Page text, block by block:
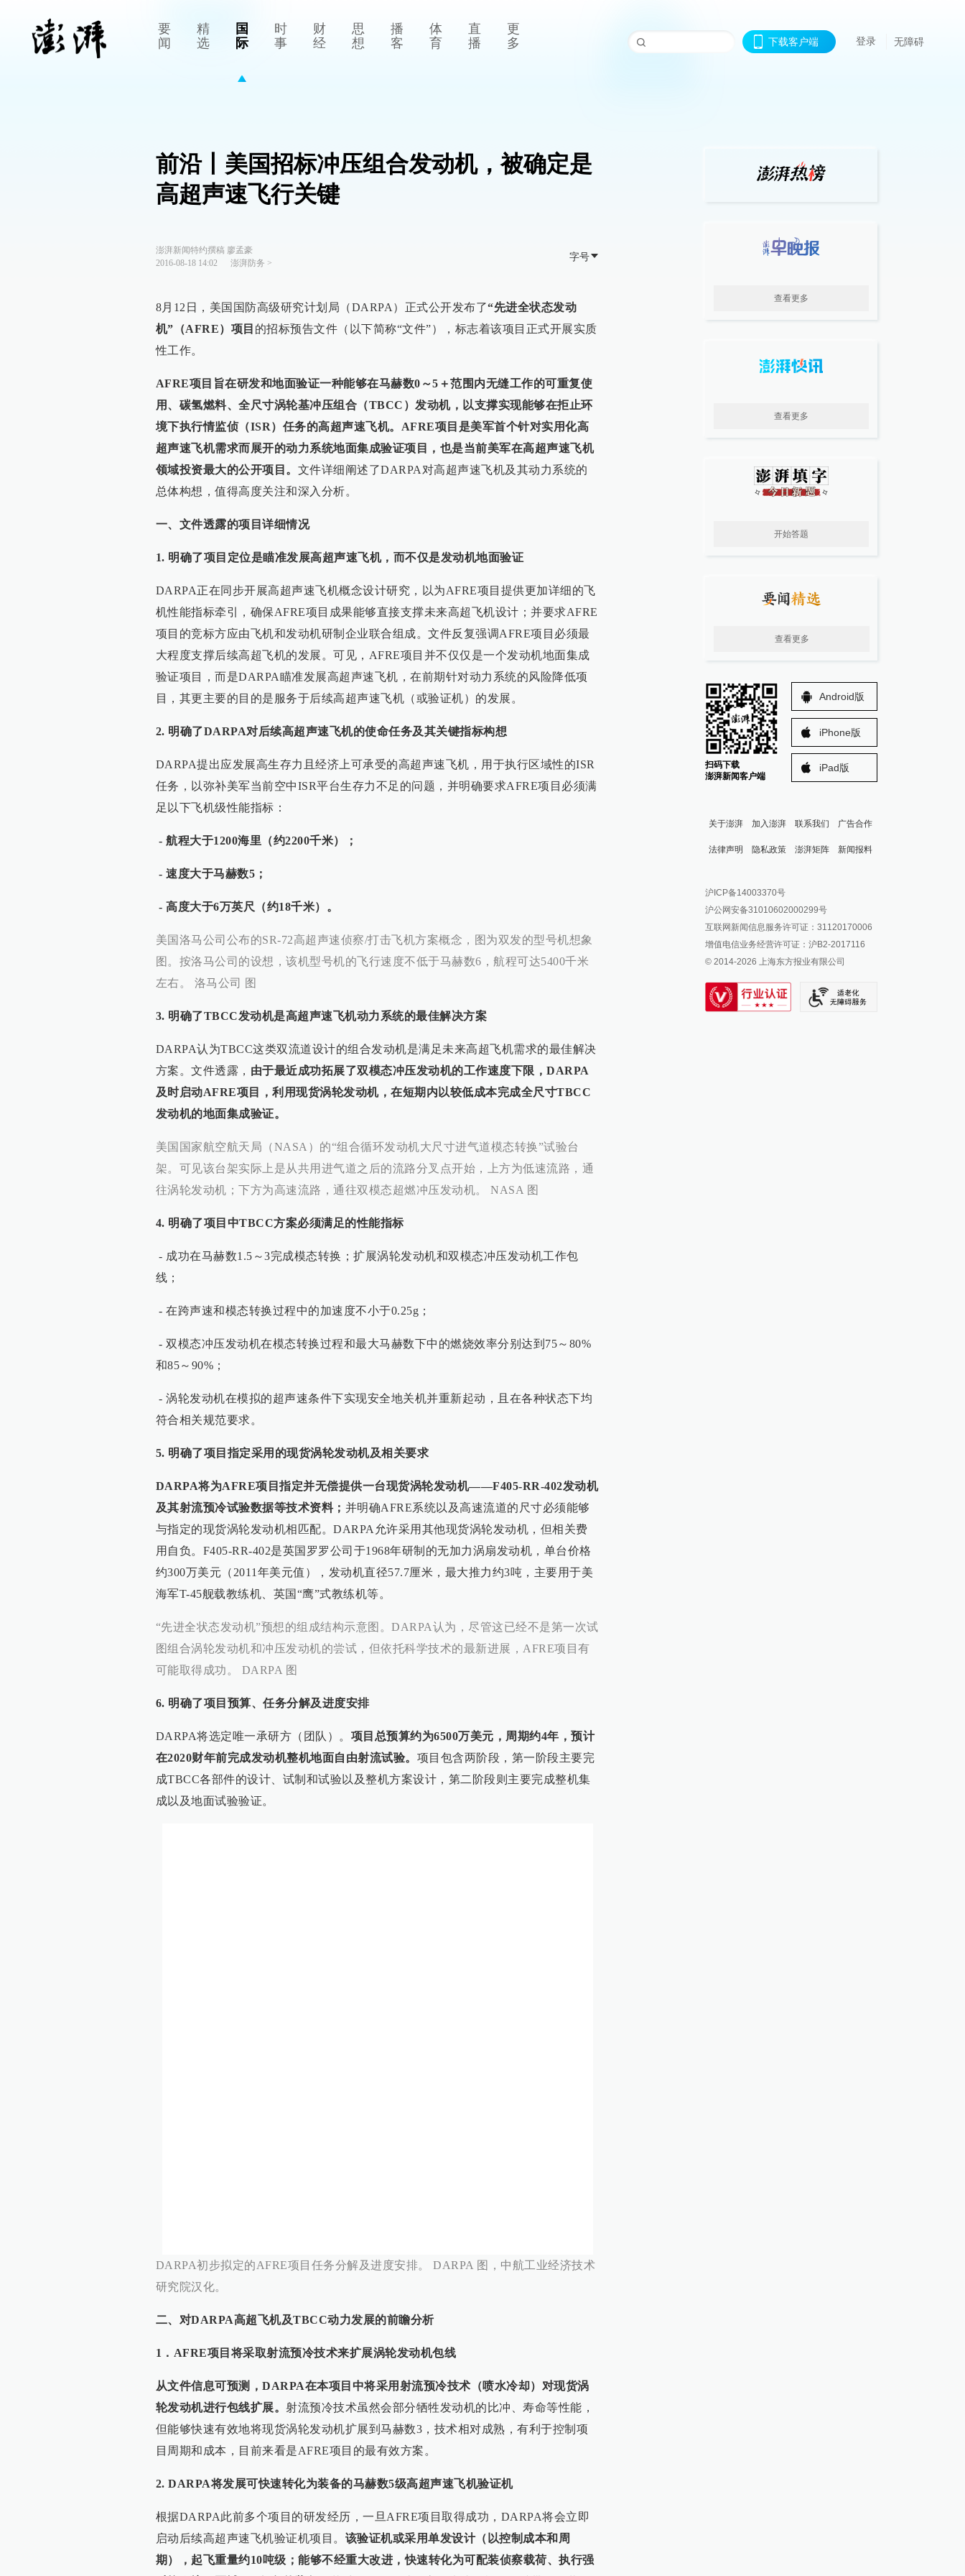
要
闻
精
选
国
际
时
事
财
经
思
想
播
客
体
育
直
播
更
多
下载客户端 登录 无障碍
前沿丨美国招标冲压组合发动机，被确定是
高超声速飞行关键
澎湃新闻特约撰稿 廖孟豪
2016-08-18 14:02
澎湃防务 >
字号
8月12日，美国国防高级研究计划局（DARPA）正式公开发布了“先进全状态发动
机”（AFRE）项目 的招标预告文件（以下简称“文件”），标志着该项目正式开展实质
性工作。
AFRE项目旨在研发和地面验证一种能够在马赫数0～5＋范围内无缝工作的可重复使
用、碳氢燃料、全尺寸涡轮基冲压组合（TBCC）发动机，以支撑实现能够在拒止环
境下执行情监侦（ISR）任务的高超声速飞机。AFRE项目是美军首个针对实用化高
超声速飞机需求而展开的动力系统地面集成验证项目，也是当前美军在高超声速飞机
领域投资最大的公开项目。 文件详细阐述了DARPA对高超声速飞机及其动力系统的
总体构想，值得高度关注和深入分析。
一、文件透露的项目详细情况
1. 明确了项目定位是瞄准发展高超声速飞机，而不仅是发动机地面验证
DARPA正在同步开展高超声速飞机概念设计研究，以为AFRE项目提供更加详细的飞
机性能指标牵引，确保AFRE项目成果能够直接支撑未来高超飞机设计；并要求AFRE
项目的竞标方应由飞机和发动机研制企业联合组成。文件反复强调AFRE项目必须最
大程度支撑后续高超飞机的发展。可见，AFRE项目并不仅仅是一个发动机地面集成
验证项目，而是DARPA瞄准发展高超声速飞机，在前期针对动力系统的风险降低项
目，其更主要的目的是服务于后续高超声速飞机（或验证机）的发展。
2. 明确了DARPA对后续高超声速飞机的使命任务及其关键指标构想
DARPA提出应发展高生存力且经济上可承受的高超声速飞机，用于执行区域性的ISR
任务，以弥补美军当前空中ISR平台生存力不足的问题，并明确要求AFRE项目必须满
足以下飞机级性能指标：
- 航程大于1200海里（约2200千米）；
- 速度大于马赫数5；
- 高度大于6万英尺（约18千米）。
美国洛马公司公布的SR-72高超声速侦察/打击飞机方案概念，图为双发的型号机想象
图。按洛马公司的设想，该机型号机的飞行速度不低于马赫数6，航程可达5400千米
左右。 洛马公司 图
3. 明确了TBCC发动机是高超声速飞机动力系统的最佳解决方案
DARPA认为TBCC这类双流道设计的组合发动机是满足未来高超飞机需求的最佳解决
方案。文件透露， 由于最近成功拓展了双模态冲压发动机的工作速度下限，DARPA
及时启动AFRE项目，利用现货涡轮发动机，在短期内以较低成本完成全尺寸TBCC
发动机的地面集成验证。
美国国家航空航天局（NASA）的“组合循环发动机大尺寸进气道模态转换”试验台
架。可见该台架实际上是从共用进气道之后的流路分叉点开始，上方为低速流路，通
往涡轮发动机；下方为高速流路，通往双模态超燃冲压发动机。 NASA 图
4. 明确了项目中TBCC方案必须满足的性能指标
- 成功在马赫数1.5～3完成模态转换；扩展涡轮发动机和双模态冲压发动机工作包
线；
- 在跨声速和模态转换过程中的加速度不小于0.25g；
- 双模态冲压发动机在模态转换过程和最大马赫数下中的燃烧效率分别达到75～80%
和85～90%；
- 涡轮发动机在模拟的超声速条件下实现安全地关机并重新起动，且在各种状态下均
符合相关规范要求。
5. 明确了项目指定采用的现货涡轮发动机及相关要求
DARPA将为AFRE项目指定并无偿提供一台现货涡轮发动机——F405-RR-402发动机
及其射流预冷试验数据等技术资料； 并明确AFRE系统以及高速流道的尺寸必须能够
与指定的现货涡轮发动机相匹配。DARPA允许采用其他现货涡轮发动机，但相关费
用自负。F405-RR-402是英国罗罗公司于1968年研制的无加力涡扇发动机，单台价格
约300万美元（2011年美元值），发动机直径57.7厘米，最大推力约3吨，主要用于美
海军T-45舰载教练机、英国“鹰”式教练机等。
“先进全状态发动机”预想的组成结构示意图。DARPA认为，尽管这已经不是第一次试
图组合涡轮发动机和冲压发动机的尝试，但依托科学技术的最新进展，AFRE项目有
可能取得成功。 DARPA 图
6. 明确了项目预算、任务分解及进度安排
DARPA将选定唯一承研方（团队）。 项目总预算约为6500万美元，周期约4年，预计
在2020财年前完成发动机整机地面自由射流试验。 项目包含两阶段，第一阶段主要完
成TBCC各部件的设计、试制和试验以及整机方案设计，第二阶段则主要完成整机集
成以及地面试验验证。
DARPA初步拟定的AFRE项目任务分解及进度安排。 DARPA 图，中航工业经济技术
研究院汉化。
二、对DARPA高超飞机及TBCC动力发展的前瞻分析
1．AFRE项目将采取射流预冷技术来扩展涡轮发动机包线
从文件信息可预测，DARPA在本项目中将采用射流预冷技术（喷水冷却）对现货涡
轮发动机进行包线扩展。 射流预冷技术虽然会部分牺牲发动机的比冲、寿命等性能，
但能够快速有效地将现货涡轮发动机扩展到马赫数3，技术相对成熟，有利于控制项
目周期和成本，目前来看是AFRE项目的最有效方案。
2. DARPA将发展可快速转化为装备的马赫数5级高超声速飞机验证机
根据DARPA此前多个项目的研发经历，一旦AFRE项目取得成功，DARPA将会立即
启动后续高超声速飞机验证机项目。 该验证机或采用单发设计（以控制成本和周
期），起飞重量约10吨级；能够不经重大改进，快速转化为可配装侦察载荷、执行强
查看更多
查看更多
开始答题
查看更多
扫码下载
澎湃新闻客户端
Android版
iPhone版
iPad版
关于澎湃 加入澎湃 联系我们 广告合作
法律声明 隐私政策 澎湃矩阵
澎湃新闻公众号
澎湃新闻抖音号
派生万物开放平台
IP SHANGHAI
SIXTH TONE
新闻报料
报料邮箱: news@thepaper.cn
沪ICP备14003370号
沪公网安备31010602000299号
互联网新闻信息服务许可证：31120170006
增值电信业务经营许可证：沪B2-2017116
© 2014-2026 上海东方报业有限公司